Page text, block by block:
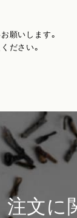
願いします。
ださい。
注文に